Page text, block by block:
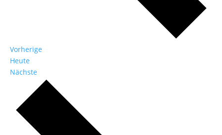
VorherigeVeranstaltungen
Heute
NächsteVeranstaltungen